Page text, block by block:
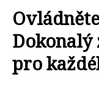
Dokonalý
pro